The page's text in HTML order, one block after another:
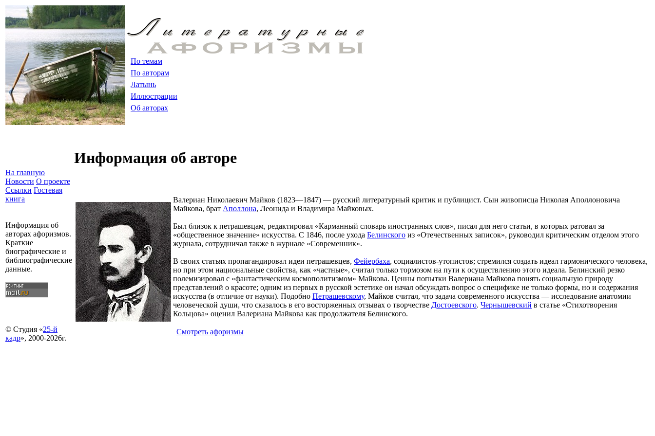
По темам
По авторам
Латынь
Иллюстрации
Об авторах
На главную
Новости О проекте
Ссылки Гостевая
книга
Информация об
авторах афоризмов.
Краткие
биографические и
библиографические
данные.
© Студия «25-й
кадр», 2000-2026г.
Информация об авторе
Валериан Николаевич Майков (1823—1847) — русский литературный критик и публицист. Сын живописца Николая Аполлоновича
Майкова, брат Аполлона, Леонида и Владимира Майковых.
Был близок к петрашевцам, редактировал «Карманный словарь иностранных слов», писал для него статьи, в которых ратовал за
«общественное значение» искусства. С 1846, после ухода Белинского из «Отечественных записок», руководил критическим отделом этого
журнала, сотрудничал также в журнале «Современник».
В своих статьях пропагандировал идеи петрашевцев, Фейербаха, социалистов-утопистов; стремился создать идеал гармонического человека,
но при этом национальные свойства, как «частные», считал только тормозом на пути к осуществлению этого идеала. Белинский резко
полемизировал с «фантастическим космополитизмом» Майкова. Ценны попытки Валериана Майкова понять социальную природу
представлений о красоте; одним из первых в русской эстетике он начал обсуждать вопрос о специфике не только формы, но и содержания
искусства (в отличие от науки). Подобно Петрашевскому, Майков считал, что задача современного искусства — исследование анатомии
человеческой души, что сказалось в его восторженных отзывах о творчестве Достоевского. Чернышевский в статье «Стихотворения
Кольцова» оценил Валериана Майкова как продолжателя Белинского.
Смотреть афоризмы